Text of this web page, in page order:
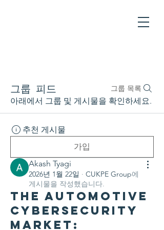
그룹 피드 그룹 목록
아래에서 그룹 및 게시물을 확인하세요.
추천 게시물
가입
Akash Tyagi
2026년 1월 22일 · CUKPE Group에
게시물을 작성했습니다.
The Automotive
Cybersecurity
Market: